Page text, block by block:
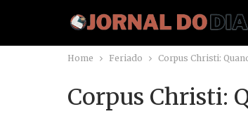
Home Feriado Corpus Christi:
Corpus Christi: